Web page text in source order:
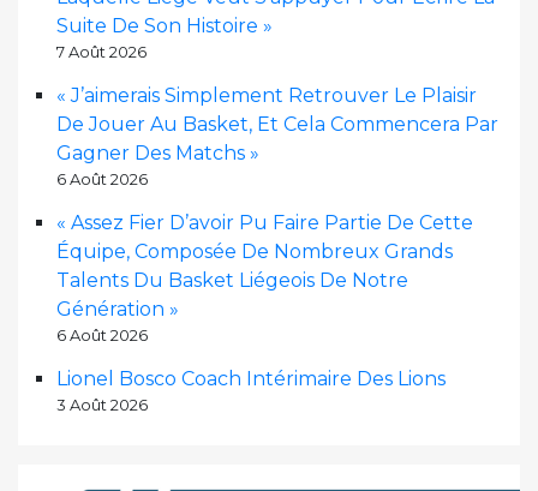
Suite De Son Histoire »
7 Août 2026
« J’aimerais Simplement Retrouver Le Plaisir
De Jouer Au Basket, Et Cela Commencera Par
Gagner Des Matchs »
6 Août 2026
« Assez Fier D’avoir Pu Faire Partie De Cette
Équipe, Composée De Nombreux Grands
Talents Du Basket Liégeois De Notre
Génération »
6 Août 2026
Lionel Bosco Coach Intérimaire Des Lions
3 Août 2026